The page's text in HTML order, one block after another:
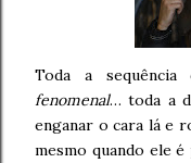
Toda a
fenomenal… toda a
enganar o cara lá e
mesmo quando ele